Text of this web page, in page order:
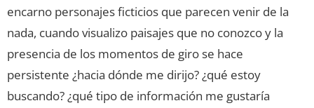
encarno personajes ficticios que parecen venir de la
nada, cuando visualizo paisajes que no conozco y la
presencia de los momentos de giro se hace
persistente ¿hacia dónde me dirijo? ¿qué estoy
buscando? ¿qué tipo de información me gustaría